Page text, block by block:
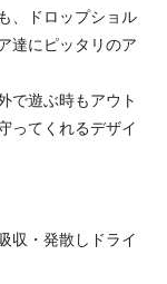
、ドロップショル
達にピッタリのア
で遊ぶ時もアウト
ってくれるデザイ
収・発散しドライ